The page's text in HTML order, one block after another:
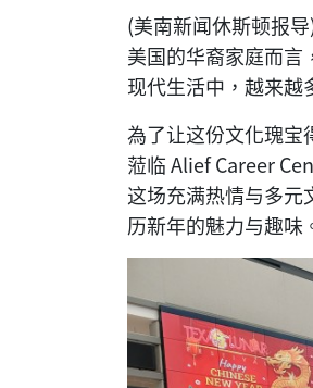
(美南新闻休斯顿报
美国的华裔家庭而言
现代生活中，越来越
為了让这份文化瑰宝
蒞临 Alief Career
这场充满热情与多元
历新年的魅力与趣味